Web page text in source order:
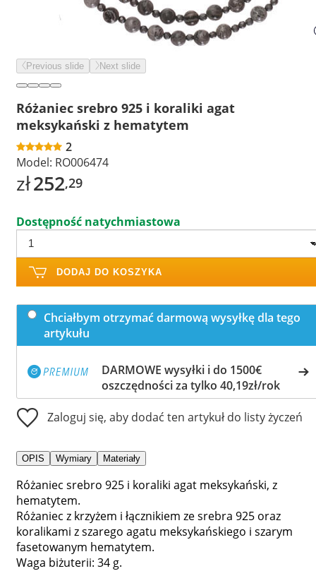
Previous slide Next slide
Różaniec srebro 925 i koraliki agat
meksykański z hematytem
2
Model: RO006474
zł252,29
Dostępność natychmiastowa
DODAJ DO KOSZYKA
Chciałbym otrzymać darmową wysyłkę dla tego
artykułu
DARMOWE wysyłki i do 1500€
oszczędności za tylko 40,19zł/rok
Zaloguj się, aby dodać ten artykuł do listy życzeń
OPIS Wymiary Materiały
Różaniec srebro 925 i koraliki agat meksykański, z
hematytem.
Różaniec z krzyżem i łącznikiem ze srebra 925 oraz
koralikami z szarego agatu meksykańskiego i szarym
fasetowanym hematytem.
Waga biżuterii: 34 g.